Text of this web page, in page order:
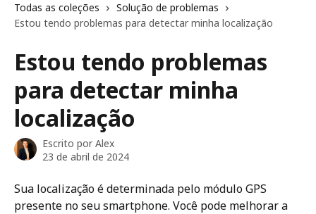
Todas as coleções
Solução de problemas
Estou tendo problemas para detectar minha localização
Estou tendo problemas
para detectar minha
localização
Escrito por Alex
23 de abril de 2024
Sua localização é determinada pelo módulo GPS
presente no seu smartphone. Você pode melhorar a